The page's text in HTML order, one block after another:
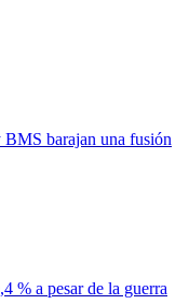
BMS barajan una fusión
% a pesar de la guerra